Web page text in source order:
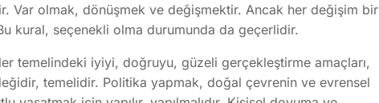
Var olmak, dönüşmek ve değişmektir. Ancak her değişim bir
kural, seçenekli olma durumunda da geçerlidir.
temelindeki iyiyi, doğruyu, güzeli gerçekleştirme amaçları,
temelidir. Politika yapmak, doğal çevrenin ve evrensel